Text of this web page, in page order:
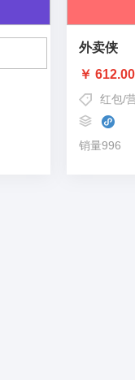
外卖侠
￥
红包/
销量996